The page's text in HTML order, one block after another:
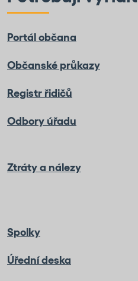
Portál občana
Občanské průkazy
Registr řidičů
Odbory úřadu
Ztráty a nálezy
Spolky
Úřední deska